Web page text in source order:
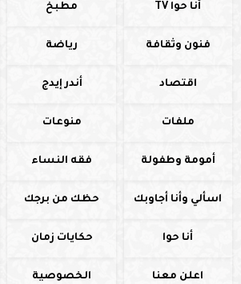
أنا حوا TV مطبخ
فنون وثقافة رياضة
اقتصاد أندر إيدج
ملفات منوعات
أمومة وطفولة فقه النساء
اسألي وأنا أجاوبك حظك من برجك
أنا حوا حكايات زمان
اعلن معنا الخصوصية